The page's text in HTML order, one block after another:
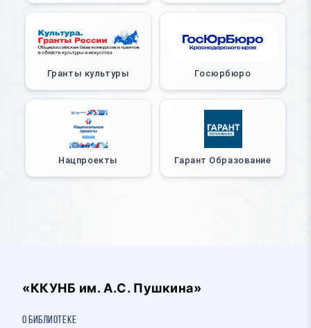
Гранты культуры Госюрбюро
Нацпроекты Гарант Образование
«ККУНБ им. А.С. Пушкина»
О библиотеке